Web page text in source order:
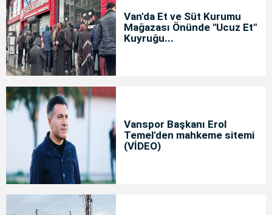
Van'da Et ve Süt Kurumu
Mağazası Önünde "Ucuz Et"
Kuyruğu...
Vanspor Başkanı Erol
Temel'den mahkeme sitemi
(VİDEO)